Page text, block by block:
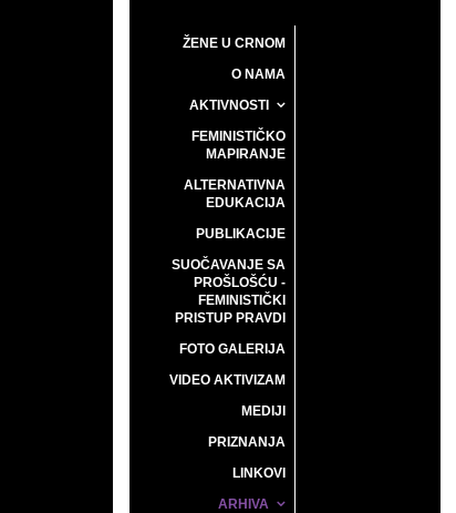
ŽENE U CRNOM
O NAMA
AKTIVNOSTI
FEMINISTIČKO
MAPIRANJE
ALTERNATIVNA
EDUKACIJA
PUBLIKACIJE
SUOČAVANJE SA
PROŠLOŠĆU -
FEMINISTIČKI
PRISTUP PRAVDI
FOTO GALERIJA
VIDEO AKTIVIZAM
MEDIJI
PRIZNANJA
LINKOVI
ARHIVA